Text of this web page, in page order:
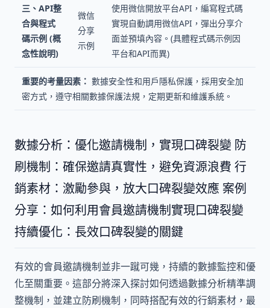
三、API整
合與程式
碼示例 (概
念性說明)
微信
分享
示例
使用微信開放平台API，編寫程式碼
實現自動調用微信API，彈出分享介
面並預填內容。(具體程式碼示例因
平台和API而異)
重要的考量因素： 數據安全性和用戶隱私保護，採用安全加
密方式，遵守相關數據保護法規，定期更新和維護系統。
數據分析：優化邀請機制，實現口碑裂變 防
刷機制：確保邀請真實性，避免資源浪費 行
銷素材：激勵參與，放大口碑裂變效應 案例
分享：如何利用會員邀請機制實現口碑裂變
持續優化：長效口碑裂變的關鍵
有效的會員邀請機制並非一蹴可幾，持續的數據監控和優
化至關重要。這部分將深入探討如何透過數據分析精準調
整機制，並建立防刷機制，同時搭配有效的行銷素材，最